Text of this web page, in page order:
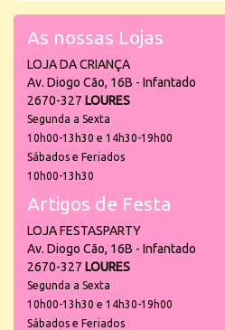
As nossas Lojas
LOJA DA CRIANÇA
Av. Diogo Cão, 16B - Infantado
2670-327 LOURES
Segunda a Sexta
10h00-13h30 e 14h30-19h00
Sábados e Feriados
10h00-13h30
Artigos de Festa
LOJA FESTASPARTY
Av. Diogo Cão, 16B - Infantado
2670-327 LOURES
Segunda a Sexta
10h00-13h30 e 14h30-19h00
Sábados e Feriados